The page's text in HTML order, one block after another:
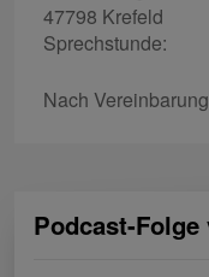
47798 Krefeld
Sprechstunde:
Nach
Podcast-